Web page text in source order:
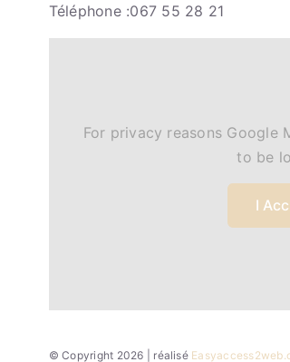
Téléphone :067 55 28 21
For privacy reasons Google
to be
I
© Copyright 2026 | réalisé